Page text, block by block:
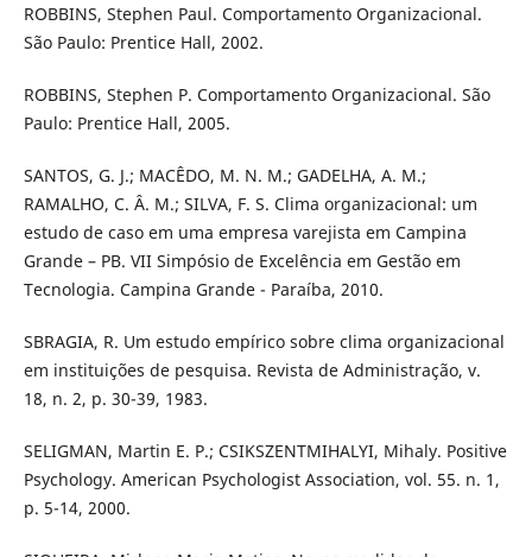
ROBBINS, Stephen Paul. Comportamento Organizacional.
São Paulo: Prentice Hall, 2002.
ROBBINS, Stephen P. Comportamento Organizacional. São
Paulo: Prentice Hall, 2005.
SANTOS, G. J.; MACÊDO, M. N. M.; GADELHA, A. M.;
RAMALHO, C. Â. M.; SILVA, F. S. Clima organizacional: um
estudo de caso em uma empresa varejista em Campina
Grande – PB. VII Simpósio de Excelência em Gestão em
Tecnologia. Campina Grande - Paraíba, 2010.
SBRAGIA, R. Um estudo empírico sobre clima organizacional
em instituições de pesquisa. Revista de Administração, v.
18, n. 2, p. 30-39, 1983.
SELIGMAN, Martin E. P.; CSIKSZENTMIHALYI, Mihaly. Positive
Psychology. American Psychologist Association, vol. 55. n. 1,
p. 5-14, 2000.